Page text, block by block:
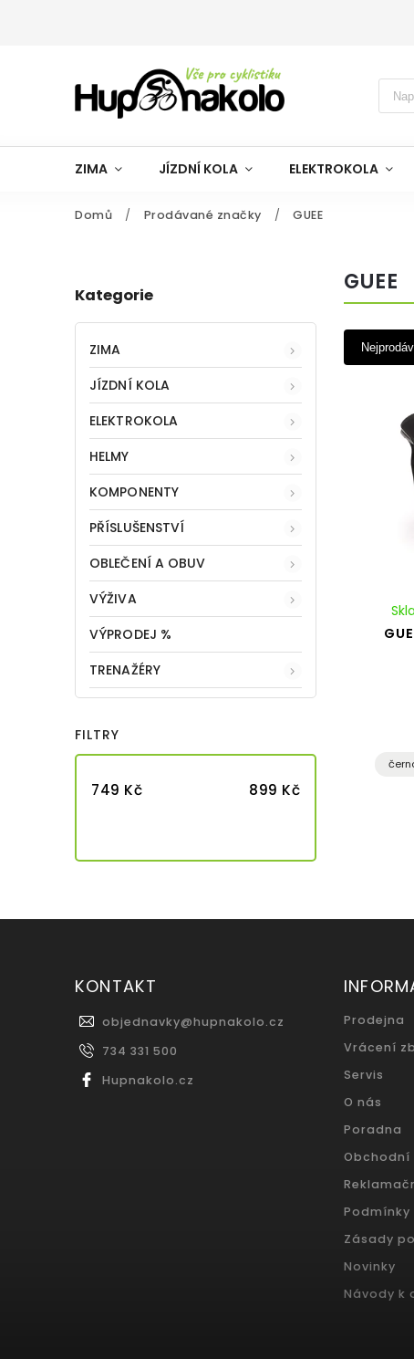
ZIMA JÍZDNÍ KOLA ELEKTROKOLA
Domů / Prodávané značky / GUEE
Kategorie
ZIMA
JÍZDNÍ KOLA
ELEKTROKOLA
HELMY
KOMPONENTY
PŘÍSLUŠENSTVÍ
OBLEČENÍ A OBUV
VÝŽIVA
VÝPRODEJ %
TRENAŽÉRY
FILTRY
749 Kč 899 Kč
GUEE
KONTAKT
objednavky@hupnakolo.cz
734 331 500
Hupnakolo.cz
Prodejna
Vrácení
Servis
O nás
Poradna
Obchodní
Zásady
Novinky
Návody k